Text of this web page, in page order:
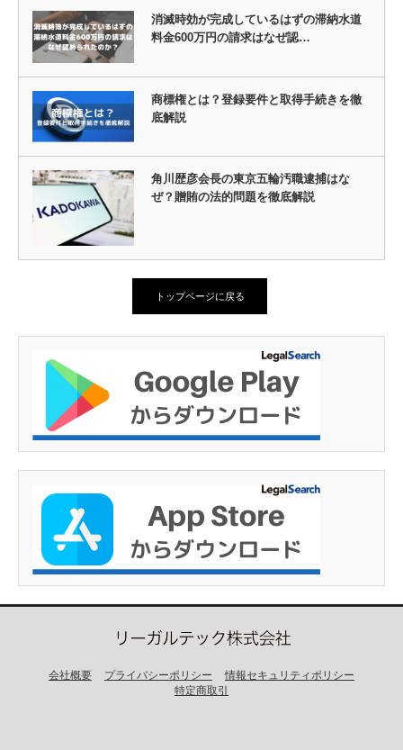
消滅時効が完成しているはずの滞納水道
料金600万円の請求はなぜ認…
商標権とは？登録要件と取得手続きを徹
底解説
角川歴彦会長の東京五輪汚職逮捕はな
ぜ？贈賄の法的問題を徹底解説
トップページに戻る
会社概要 プライバシーポリシー
情報セキュリティポリシー
特定商取引